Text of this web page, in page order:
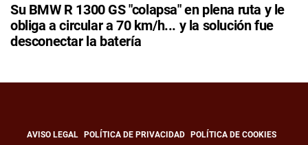
Su BMW R 1300 GS "colapsa" en plena ruta y le
obliga a circular a 70 km/h... y la solución fue
desconectar la batería
AVISO LEGAL POLÍTICA DE PRIVACIDAD
POLÍTICA DE COOKIES